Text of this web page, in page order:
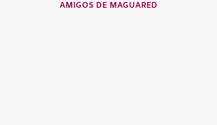
AMIGOS DE MAGUARED